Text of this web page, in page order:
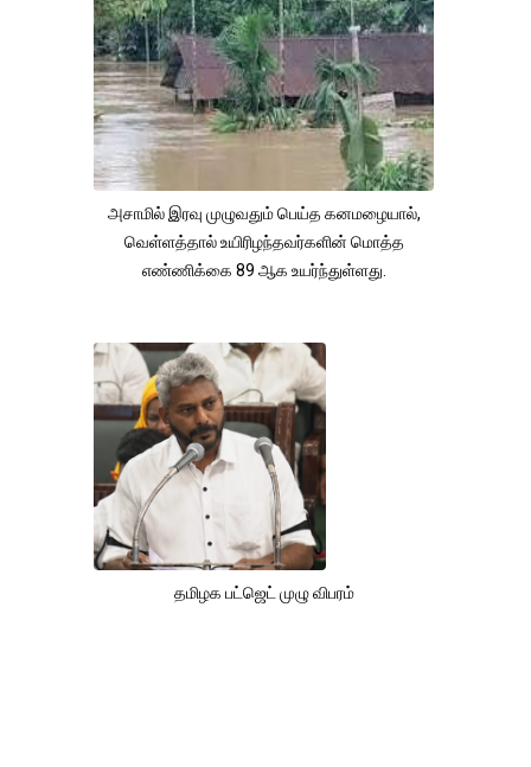
அசாமில் இரவு முழுவதும் பெய்த கனமழையால்,
வெள்ளத்தால் உயிரிழந்தவர்களின் மொத்த
எண்ணிக்கை 89 ஆக உயர்ந்துள்ளது.
தமிழக பட்ஜெட் முழு விபரம்